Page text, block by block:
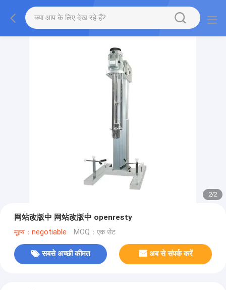
2/2
网站改版中 网站改版中 openresty
मूल्य：negotiable MOQ：एक सेट
सबसे अच्छी कीमत अब से संपर्क करें